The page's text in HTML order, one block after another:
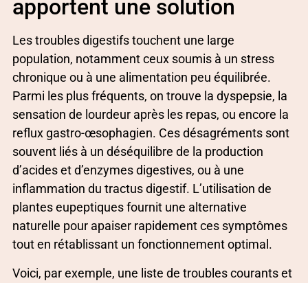
apportent une solution
Les troubles digestifs touchent une large
population, notamment ceux soumis à un stress
chronique ou à une alimentation peu équilibrée.
Parmi les plus fréquents, on trouve la dyspepsie, la
sensation de lourdeur après les repas, ou encore la
reflux gastro-œsophagien. Ces désagréments sont
souvent liés à un déséquilibre de la production
d’acides et d’enzymes digestives, ou à une
inflammation du tractus digestif. L’utilisation de
plantes eupeptiques fournit une alternative
naturelle pour apaiser rapidement ces symptômes
tout en rétablissant un fonctionnement optimal.
Voici, par exemple, une liste de troubles courants et